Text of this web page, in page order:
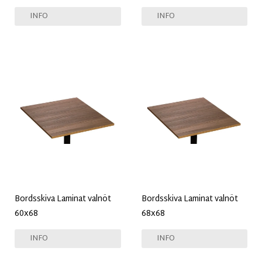
INFO INFO
Bordsskiva Laminat valnöt
60x68
INFO
Bordsskiva Laminat valnöt
68x68
INFO